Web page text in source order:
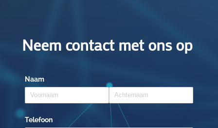
Neem contact met ons op
Naam
Telefoon